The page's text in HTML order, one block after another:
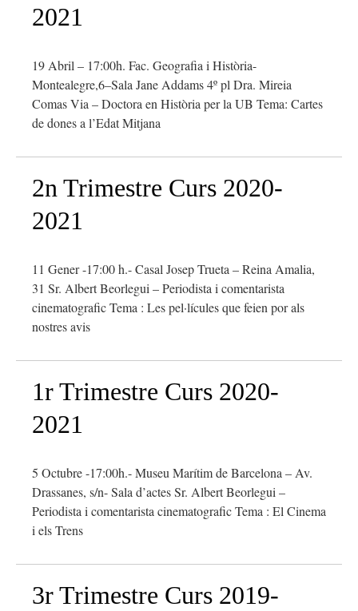
2021
19 Abril – 17:00h. Fac. Geografia i Història-
Montealegre,6–Sala Jane Addams 4º pl Dra. Mireia
Comas Via – Doctora en Història per la UB Tema: Cartes
de dones a l’Edat Mitjana
2n Trimestre Curs 2020-
2021
11 Gener -17:00 h.- Casal Josep Trueta – Reina Amalia,
31 Sr. Albert Beorlegui – Periodista i comentarista
cinematografic Tema : Les pel·lícules que feien por als
nostres avis
1r Trimestre Curs 2020-
2021
5 Octubre -17:00h.- Museu Marítim de Barcelona – Av.
Drassanes, s/n- Sala d’actes Sr. Albert Beorlegui –
Periodista i comentarista cinematografic Tema : El Cinema
i els Trens
3r Trimestre Curs 2019-